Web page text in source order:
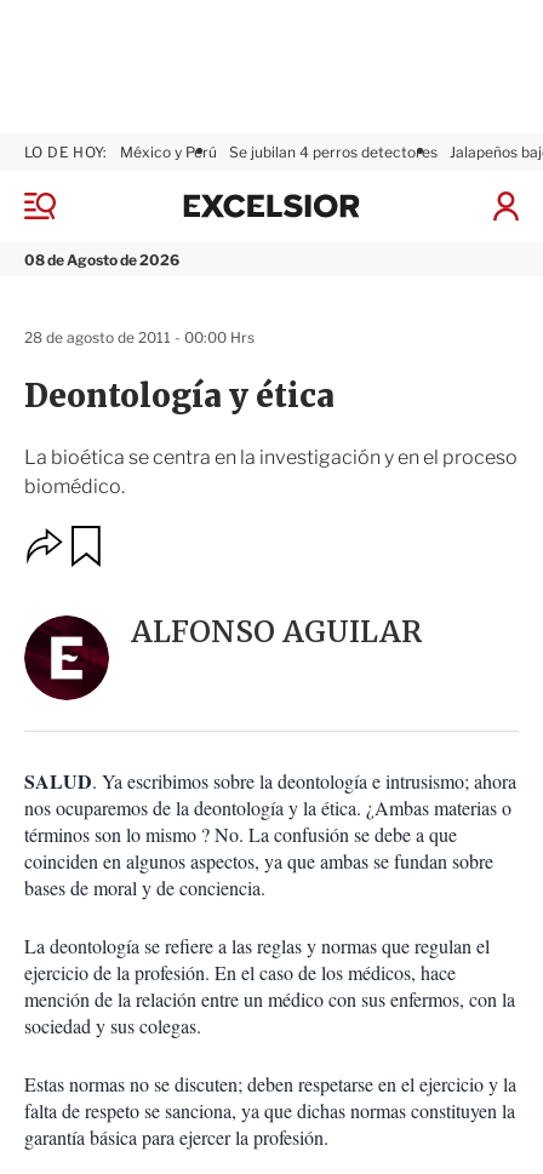
M
n
08 de Agosto de 2026
LO DE HOY: México y Perú Se jubilan 4 perros detectores Jalapeños
I
ó
x
Deontología y ética
La bioética se centra en la investigación y en el proceso
biomédico.
28 de agosto de 2011 - 00:00 Hrs
O
p
n
e
s
o
m
p
a
r
a
r
ALFONSO AGUILAR
SALUD. Ya escribimos sobre la deontología e intrusismo; ahora
nos ocuparemos de la deontología y la ética. ¿Ambas materias o
términos son lo mismo ? No. La confusión se debe a que
coinciden en algunos aspectos, ya que ambas se fundan sobre
bases de moral y de conciencia.
La deontología se refiere a las reglas y normas que regulan el
ejercicio de la profesión. En el caso de los médicos, hace
mención de la relación entre un médico con sus enfermos, con la
sociedad y sus colegas.
Estas normas no se discuten; deben respetarse en el ejercicio y la
falta de respeto se sanciona, ya que dichas normas constituyen la
garantía básica para ejercer la profesión.